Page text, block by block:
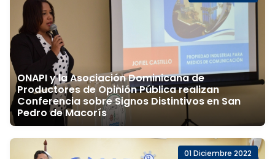
ONAPI y la Asociación Dominicana de
Productores de Opinión Pública realizan
Conferencia sobre Signos Distintivos en San
Pedro de Macorís
01 Diciembre 2022